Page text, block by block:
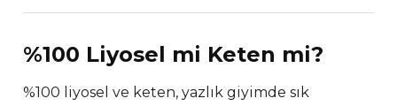
%100 Liyosel mi Keten mi?
%100 liyosel ve keten, yazlık giyimde sık